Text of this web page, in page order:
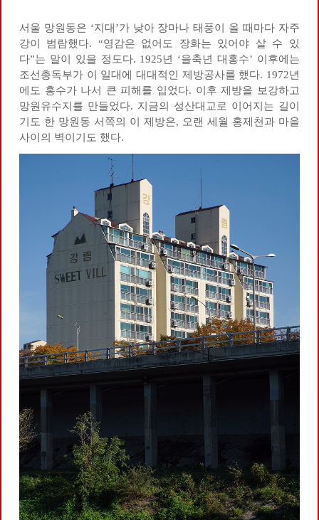
서울 망원동은 ‘지대’가 낮아 장마나 태풍이 올 때마다 자주
강이 범람했다. “영감은 없어도 장화는 있어야 살 수 있
다”는 말이 있을 정도다. 1925년 ‘을축년 대홍수’ 이후에는
조선총독부가 이 일대에 대대적인 제방공사를 했다. 1972년
에도 홍수가 나서 큰 피해를 입었다. 이후 제방을 보강하고
망원유수지를 만들었다. 지금의 성산대교로 이어지는 길이
기도 한 망원동 서쪽의 이 제방은, 오랜 세월 홍제천과 마을
사이의 벽이기도 했다.